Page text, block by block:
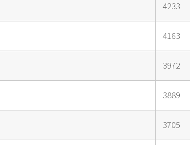
4233
4163
3972
3889
3705